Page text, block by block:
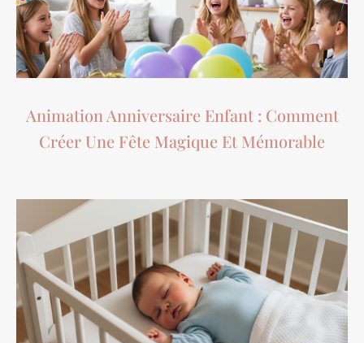
Animation Anniversaire Enfant : Comment
Créer Une Fête Magique Et Mémorable